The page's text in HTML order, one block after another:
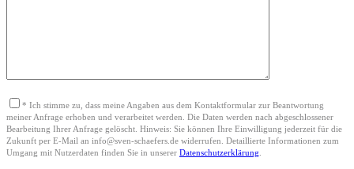
* Ich stimme zu, dass meine Angaben aus dem Kontaktformular zur Beantwortung
meiner Anfrage erhoben und verarbeitet werden. Die Daten werden nach abgeschlossener
Bearbeitung Ihrer Anfrage gelöscht. Hinweis: Sie können Ihre Einwilligung jederzeit für die
Zukunft per E-Mail an info@sven-schaefers.de widerrufen. Detaillierte Informationen zum
Umgang mit Nutzerdaten finden Sie in unserer Datenschutzerklärung